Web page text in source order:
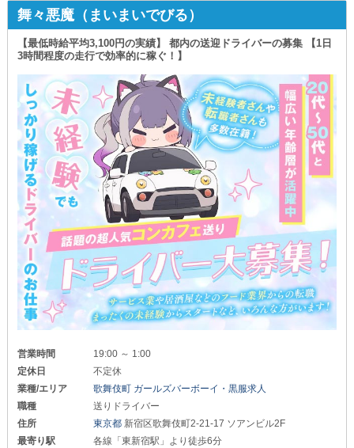
＊独立支援あり＊
店舗運営に必要な知識を学べます！
＊マンション寮あり＊
スムーズに新生活を始めるなら
私たちにお任せください◎
∴‥∵‥∴‥∵‥∴‥∴‥∵‥∴‥∵‥∴‥∴
＼体験入社も受付中／
事前に職場の雰囲気を確認してから
入社を検討することもできます。
歌舞伎町で新たなステージを目指すなら
【まじかるらんくあっぷ】へお越しください！
当店のオープンは【朝6時】！
「午前中に働ききって
そんな毎日が叶う体制です◎
というイメージを持たれているかもしれません。
でも《ナディア》は違います！
入店直後でもしっかり稼げるうえ、自分の成長が着実に
給与とポジションに反映されていく環境です◎
【店長・幹部候補】月給50万円以上
【ホール正社員】月給35万円以上
【アルバイト】時給1,500円以上
でお迎えし、ここから随時【昇給・昇格】を実施。
圧倒的高収入に期待してお越しください！
なお、ポストもご用意しているため
“今のお店は役職に空きがない”
という移籍希望者さんも大歓迎◎
実力に見合ったポジションで働けます。
◆サポート体制に自信あり◆
￣￣￣￣￣￣￣￣￣￣￣￣￣
当店に興味を持ってくださった未経験者さん！
ホール業務や業界についての知識など
最初は全くなくて構いません。
身を委ねる気持ちでお越しください◎
丁寧にレクチャーするだけでなく
きちんと先輩スタッフが見守ります。
◆ステップアップに天井なし◆
舞々悪魔（まいまいでびる）
【最低時給平均3,100円の実績】 都内の送迎ドライバーの募集 【1日
3時間程度の走行で効率的に稼ぐ！】
営業時間
19:00 ～ 1:00
定休日
不定休
業種/エリア
歌舞伎町 ガールズバーボーイ・黒服求人
職種
送りドライバー
住所
東京都 新宿区歌舞伎町2-21-17 ソアンビル2F
最寄り駅
各線「東新宿駅」より徒歩6分